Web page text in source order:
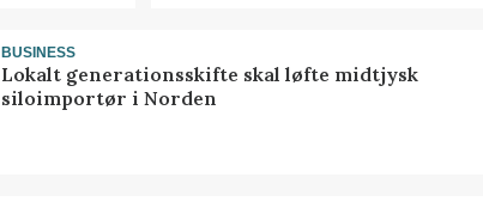
BUSINESS
Lokalt generationsskifte skal løfte midtjysk
siloimportør i Norden